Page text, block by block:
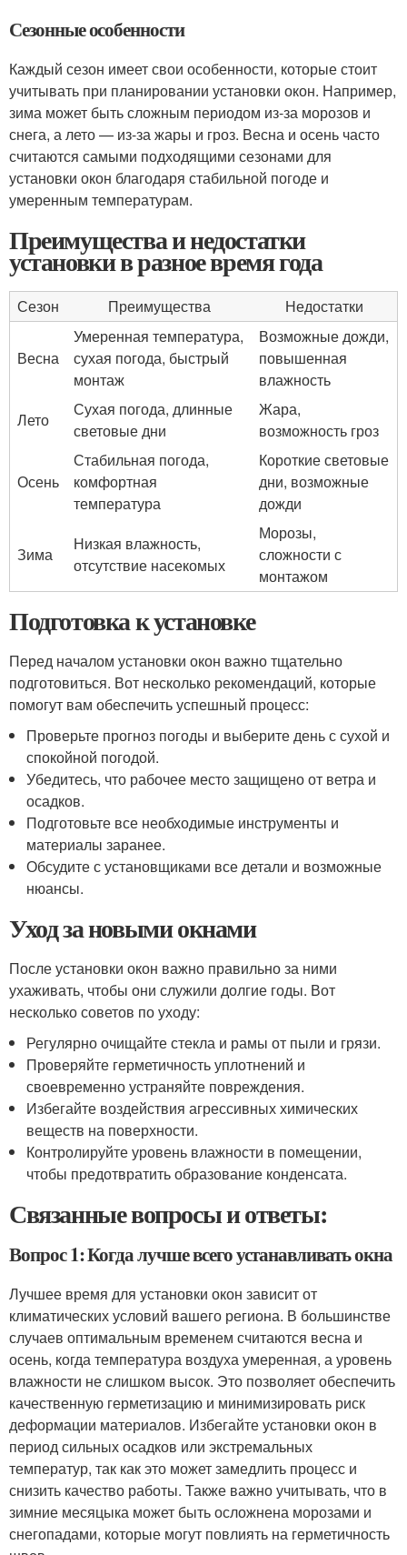
Сезонные особенности
Каждый сезон имеет свои особенности, которые стоит
учитывать при планировании установки окон. Например,
зима может быть сложным периодом из-за морозов и
снега, а лето — из-за жары и гроз. Весна и осень часто
считаются самыми подходящими сезонами для
установки окон благодаря стабильной погоде и
умеренным температурам.
Преимущества и недостатки
установки в разное время года
Сезон Преимущества Недостатки
Весна
Умеренная температура,
сухая погода, быстрый
монтаж
Возможные дожди,
повышенная
влажность
Лето
Сухая погода, длинные
световые дни
Жара,
возможность гроз
Осень
Стабильная погода,
комфортная
температура
Короткие световые
дни, возможные
дожди
Зима
Низкая влажность,
отсутствие насекомых
Морозы,
сложности с
монтажом
Подготовка к установке
Перед началом установки окон важно тщательно
подготовиться. Вот несколько рекомендаций, которые
помогут вам обеспечить успешный процесс:
Проверьте прогноз погоды и выберите день с сухой и
спокойной погодой.
Убедитесь, что рабочее место защищено от ветра и
осадков.
Подготовьте все необходимые инструменты и
материалы заранее.
Обсудите с установщиками все детали и возможные
нюансы.
Уход за новыми окнами
После установки окон важно правильно за ними
ухаживать, чтобы они служили долгие годы. Вот
несколько советов по уходу:
Регулярно очищайте стекла и рамы от пыли и грязи.
Проверяйте герметичность уплотнений и
своевременно устраняйте повреждения.
Избегайте воздействия агрессивных химических
веществ на поверхности.
Контролируйте уровень влажности в помещении,
чтобы предотвратить образование конденсата.
Связанные вопросы и ответы:
Вопрос 1: Когда лучше всего устанавливать окна
Лучшее время для установки окон зависит от
климатических условий вашего региона. В большинстве
случаев оптимальным временем считаются весна и
осень, когда температура воздуха умеренная, а уровень
влажности не слишком высок. Это позволяет обеспечить
качественную герметизацию и минимизировать риск
деформации материалов. Избегайте установки окон в
период сильных осадков или экстремальных
температур, так как это может замедлить процесс и
снизить качество работы. Также важно учитывать, что в
зимние месяцыка может быть осложнена морозами и
снегопадами, которые могут повлиять на герметичность